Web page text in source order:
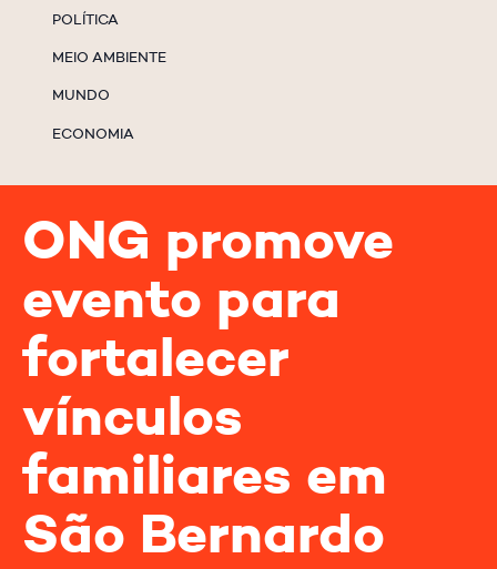
POLÍTICA
MEIO AMBIENTE
MUNDO
ECONOMIA
ONG promove
evento para
fortalecer
vínculos
familiares em
São Bernardo